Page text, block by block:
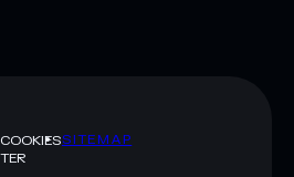
COOKIESSITEMAP